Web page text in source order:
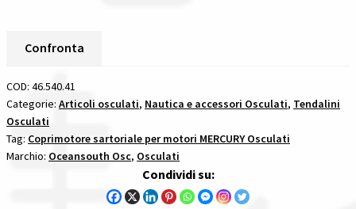
Bianco
Mercury
V6
3.4L
tendalini
e
Confronta
COD: 46.540.41
Categorie: Articoli osculati, Nautica e accessori Osculati, Tendalini
Osculati
Tag: Coprimotore sartoriale per motori MERCURY Osculati
Marchio: Oceansouth Osc, Osculati
Condividi su: